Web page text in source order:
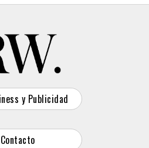
y Publicidad
Contacto